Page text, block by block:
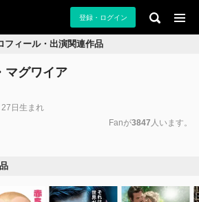
登録・ログイン
フィール・出演関連作品
マグワイア
日生まれ
Fanが3847 人います。